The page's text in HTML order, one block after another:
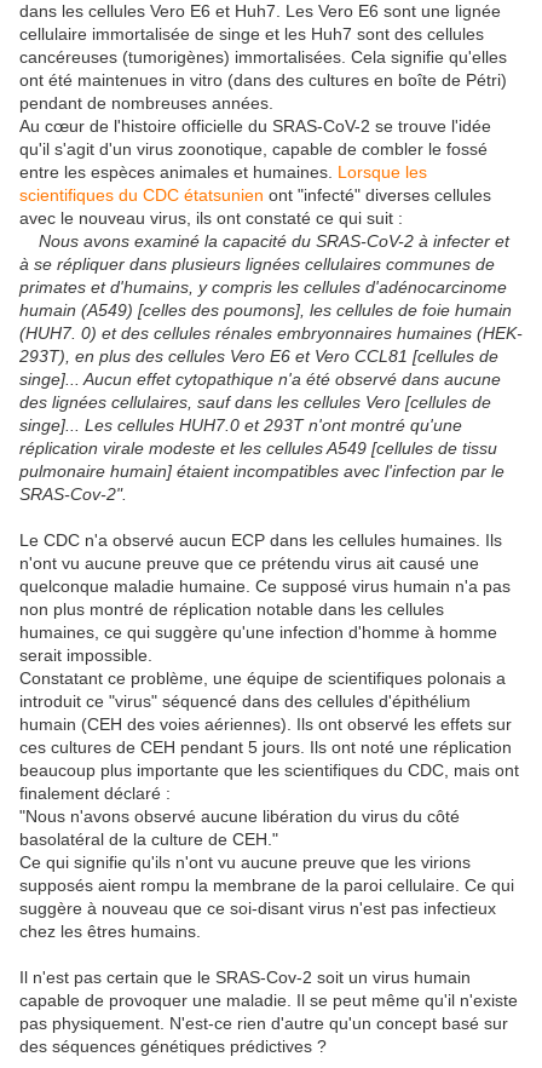
dans les cellules Vero E6 et Huh7. Les Vero E6 sont une lignée
cellulaire immortalisée de singe et les Huh7 sont des cellules
cancéreuses (tumorigènes) immortalisées. Cela signifie qu'elles
ont été maintenues in vitro (dans des cultures en boîte de Pétri)
pendant de nombreuses années.
Au cœur de l'histoire officielle du SRAS-CoV-2 se trouve l'idée
qu'il s'agit d'un virus zoonotique, capable de combler le fossé
entre les espèces animales et humaines. Lorsque les
scientifiques du CDC étatsunien ont "infecté" diverses cellules
avec le nouveau virus, ils ont constaté ce qui suit :
Nous avons examiné la capacité du SRAS-CoV-2 à infecter et
à se répliquer dans plusieurs lignées cellulaires communes de
primates et d'humains, y compris les cellules d'adénocarcinome
humain (A549) [celles des poumons], les cellules de foie humain
(HUH7. 0) et des cellules rénales embryonnaires humaines (HEK-
293T), en plus des cellules Vero E6 et Vero CCL81 [cellules de
singe]... Aucun effet cytopathique n'a été observé dans aucune
des lignées cellulaires, sauf dans les cellules Vero [cellules de
singe]... Les cellules HUH7.0 et 293T n'ont montré qu'une
réplication virale modeste et les cellules A549 [cellules de tissu
pulmonaire humain] étaient incompatibles avec l'infection par le
SRAS-Cov-2".
Le CDC n'a observé aucun ECP dans les cellules humaines. Ils
n'ont vu aucune preuve que ce prétendu virus ait causé une
quelconque maladie humaine. Ce supposé virus humain n'a pas
non plus montré de réplication notable dans les cellules
humaines, ce qui suggère qu'une infection d'homme à homme
serait impossible.
Constatant ce problème, une équipe de scientifiques polonais a
introduit ce "virus" séquencé dans des cellules d'épithélium
humain (CEH des voies aériennes). Ils ont observé les effets sur
ces cultures de CEH pendant 5 jours. Ils ont noté une réplication
beaucoup plus importante que les scientifiques du CDC, mais ont
finalement déclaré :
"Nous n'avons observé aucune libération du virus du côté
basolatéral de la culture de CEH."
Ce qui signifie qu'ils n'ont vu aucune preuve que les virions
supposés aient rompu la membrane de la paroi cellulaire. Ce qui
suggère à nouveau que ce soi-disant virus n'est pas infectieux
chez les êtres humains.
Il n'est pas certain que le SRAS-Cov-2 soit un virus humain
capable de provoquer une maladie. Il se peut même qu'il n'existe
pas physiquement. N'est-ce rien d'autre qu'un concept basé sur
des séquences génétiques prédictives ?